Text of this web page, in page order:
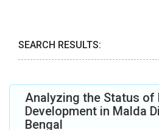
SEARCH RESULTS:
Analyzing the Status of
Development in Malda
Bengal